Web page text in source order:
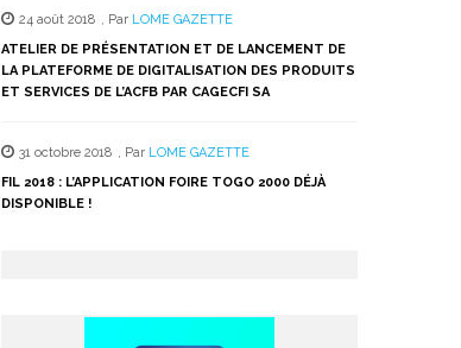
24 août 2018 , Par LOME GAZETTE
ATELIER DE PRÉSENTATION ET DE LANCEMENT DE
LA PLATEFORME DE DIGITALISATION DES PRODUITS
ET SERVICES DE L’ACFB PAR CAGECFI SA
31 octobre 2018 , Par LOME GAZETTE
FIL 2018 : L’APPLICATION FOIRE TOGO 2000 DÉJÀ
DISPONIBLE !